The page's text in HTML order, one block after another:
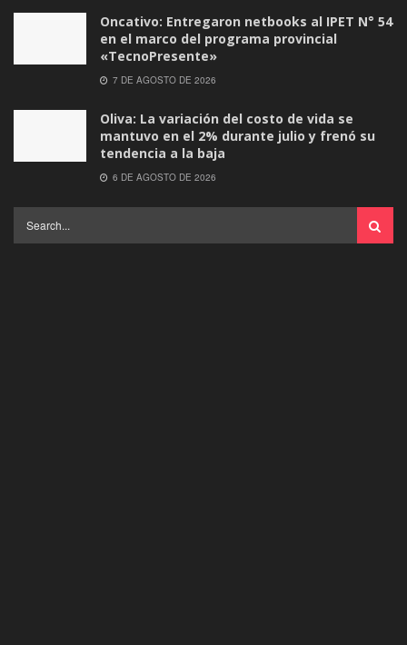
Oncativo: Entregaron netbooks al IPET N° 54
en el marco del programa provincial
«TecnoPresente»
7 DE AGOSTO DE 2026
Oliva: La variación del costo de vida se
mantuvo en el 2% durante julio y frenó su
tendencia a la baja
6 DE AGOSTO DE 2026